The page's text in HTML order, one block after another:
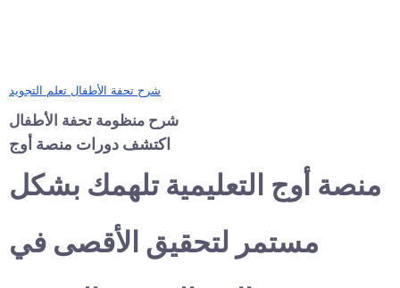
شرح تحفة الأطفال تعلم التجويد
شرح منظومة تحفة الأطفال
اكتشف دورات منصة أوج
منصة أوج التعليمية تلهمك بشكل
مستمر لتحقيق الأقصى في